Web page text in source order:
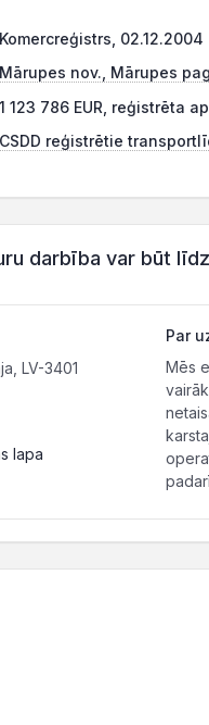
Komercreģistrs, 02.12.2004
Mārupes nov., Mārupes
1 123 786 EUR, reģistrēta
CSDD reģistrētie
darbība var būt
LV-3401
lapa
Par
Mēs